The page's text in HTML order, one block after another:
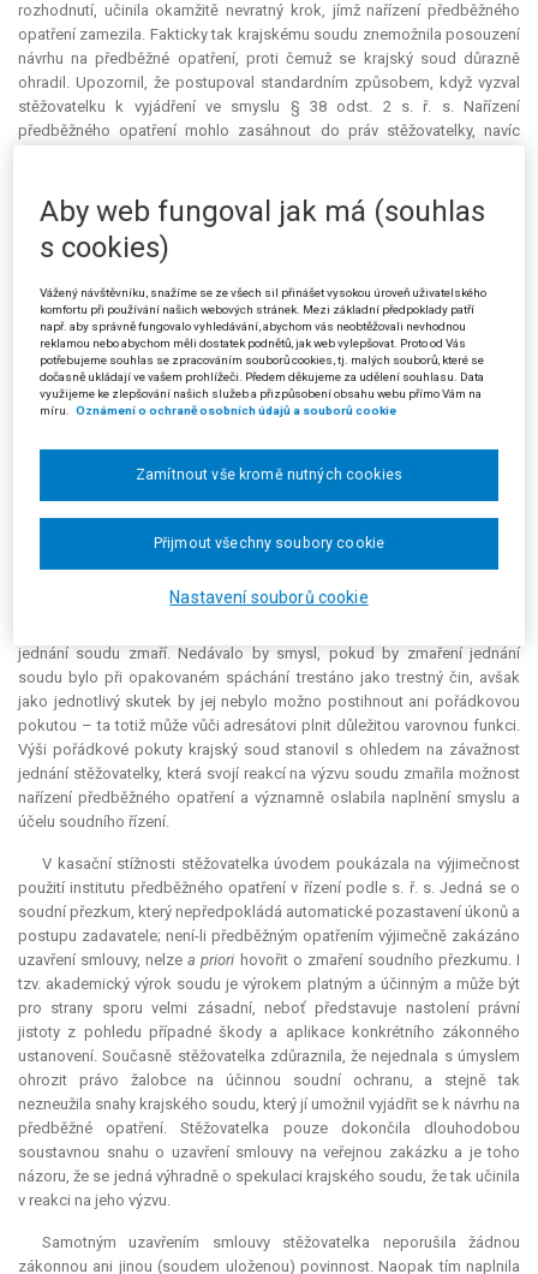
rozhodnutí, učinila okamžitě nevratný krok, jímž nařízení předběžného
opatření zamezila. Fakticky tak krajskému soudu znemožnila posouzení
návrhu na předběžné opatření, proti čemuž se krajský soud důrazně
ohradil. Upozornil, že postupoval standardním způsobem, když vyzval
stěžovatelku k vyjádření ve smyslu § 38 odst. 2 s. ř. s. Nařízení
předběžného opatření mohlo zasáhnout do práv stěžovatelky, navíc
Naproti tomu stěžovatelka zareagovala způsobem, který za standardní
označit nelze; uzavřením smlouvy dva dny po obdržení výzvy
stěžovatelka jednak zneužila snahy krajského soudu umožnit jí, aby se k
způsobem ohrozila právo žalobce na účinnou soudní ochranu. Je-li
jednou smlouva na veřejnou zakázku uzavřena, nelze neúspěšnému
uchazeči – zde: žalobci – poskytnout ve správním soudnictví efektivní
ochranu, neboť i kdyby mu dal soud za pravdu a věc vrátil žalovanému k
dalšímu řízení, tomu by nezbylo, než řízení zastavit [§ 257 písm. j)
zákona o zadávání veřejných zakázek].
způsobem a jednání stěžovatelky kvalifikoval jako neuposlechnutí výzvy
přesvědčení nevybočil z hranic nejširšího možného jazykového významu
zákonného textu a výsledek nemůže být pro stěžovatelku překvapivý.
písm. c) trestního zákoníku se ho dopustí ten, kdo opakovaně bez
jednání soudu zmaří. Nedávalo by smysl, pokud by zmaření jednání
soudu bylo při opakovaném spáchání trestáno jako trestný čin, avšak
jako jednotlivý skutek by jej nebylo možno postihnout ani pořádkovou
pokutou – ta totiž může vůči adresátovi plnit důležitou varovnou funkci.
Výši pořádkové pokuty krajský soud stanovil s ohledem na závažnost
jednání stěžovatelky, která svojí reakcí na výzvu soudu zmařila možnost
nařízení předběžného opatření a významně oslabila naplnění smyslu a
účelu soudního řízení.
V kasační stížnosti stěžovatelka úvodem poukázala na výjimečnost
použití institutu předběžného opatření v řízení podle s. ř. s. Jedná se o
soudní přezkum, který nepředpokládá automatické pozastavení úkonů a
postupu zadavatele; není-li předběžným opatřením výjimečně zakázáno
uzavření smlouvy, nelzea priori hovořit o zmaření soudního přezkumu. I
tzv. akademický výrok soudu je výrokem platným a účinným a může být
pro strany sporu velmi zásadní, neboť představuje nastolení právní
jistoty z pohledu případné škody a aplikace konkrétního zákonného
ustanovení. Současně stěžovatelka zdůraznila, že nejednala s úmyslem
ohrozit právo žalobce na účinnou soudní ochranu, a stejně tak
nezneužila snahy krajského soudu, který jí umožnil vyjádřit se k návrhu na
předběžné opatření. Stěžovatelka pouze dokončila dlouhodobou
soustavnou snahu o uzavření smlouvy na veřejnou zakázku a je toho
názoru, že se jedná výhradně o spekulaci krajského soudu, že tak učinila
v reakci na jeho výzvu.
Samotným uzavřením smlouvy stěžovatelka neporušila žádnou
zákonnou ani jinou (soudem uloženou) povinnost. Naopak tím naplnila
Aby web fungoval jak má (souhlas
s cookies)
Vážený návštěvníku, snažíme se ze všech sil přinášet vysokou úroveň uživatelského
komfortu při používání našich webových stránek. Mezi základní předpoklady patří
např. aby správně fungovalo vyhledávání, abychom vás neobtěžovali nevhodnou
reklamou nebo abychom měli dostatek podnětů, jak web vylepšovat. Proto od Vás
potřebujeme souhlas se zpracováním souborů cookies, tj. malých souborů, které se
dočasně ukládají ve vašem prohlížeči. Předem děkujeme za udělení souhlasu. Data
využijeme ke zlepšování našich služeb a přizpůsobení obsahu webu přímo Vám na
míru. Oznámení o ochraně osobních údajů a souborů cookie
Nastavení souborů cookie
Zamítnout vše kromě nutných cookies
Přijmout všechny soubory cookie